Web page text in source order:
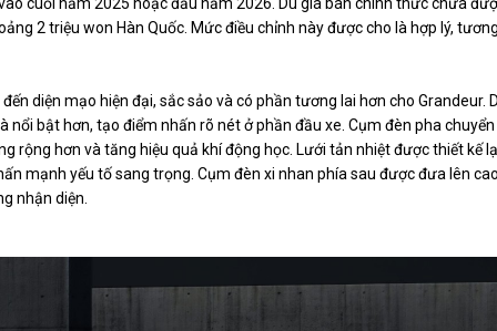
2 triệu won Hàn Quốc. Mức điều chỉnh này được cho là hợp lý,
diện mạo hiện đại, sắc sảo và có phần tương lai hơn cho Grandeur.
nổi bật hơn, tạo điểm nhấn rõ nét ở phần đầu xe. Cụm đèn pha chuyển
rộng hơn và tăng hiệu quả khí động học. Lưới tản nhiệt được thiết kế
mạnh yếu tố sang trọng. Cụm đèn xi nhan phía sau được đưa lên
nhận diện.